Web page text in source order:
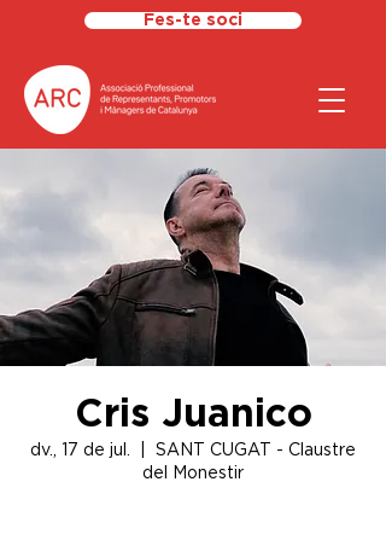
Fes-te soci
Cris Juanico
dv., 17 de jul.
SANT CUGAT - Claustre
del Monestir